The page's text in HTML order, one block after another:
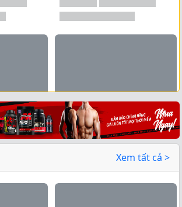
Xem tất cả →
Xem tất cả >